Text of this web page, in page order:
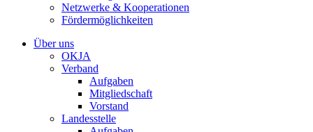
Netzwerke & Kooperationen
Fördermöglichkeiten
Über uns
OKJA
Verband
Aufgaben
Mitgliedschaft
Vorstand
Landesstelle